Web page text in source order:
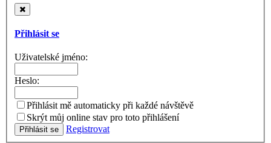
Přihlásit se
Uživatelské jméno:
Heslo:
Přihlásit mě automaticky při každé návštěvě
Skrýt můj online stav pro toto přihlášení
Registrovat